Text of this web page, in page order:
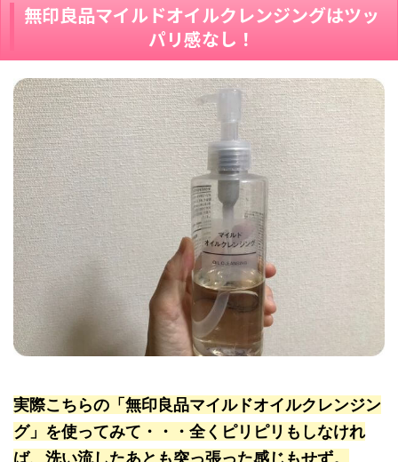
無印良品マイルドオイルクレンジングはツッ
パリ感なし！
実際こちらの「無印良品マイルドオイルクレンジン
グ」を使ってみて・・・全くピリピリもしなけれ
ば、洗い流したあとも突っ張った感じもせず。